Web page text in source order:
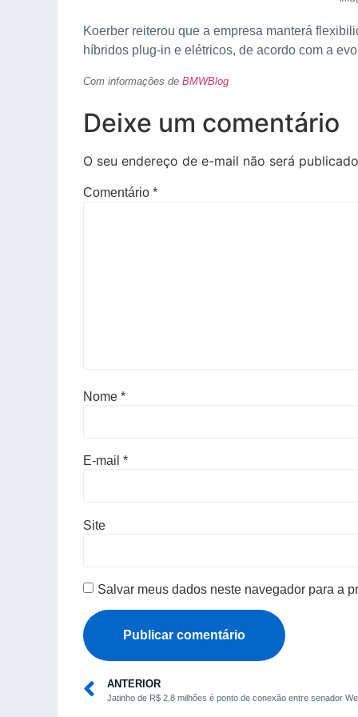
Koerber reiterou que a empresa manterá
híbridos plug-in e elétricos, de acordo com a
Com informações de BMWBlog
Deixe um comentário
O seu endereço de e-mail não será
Comentário *
Nome *
E-mail *
Site
Salvar meus dados neste navegador para a
ANTERIOR